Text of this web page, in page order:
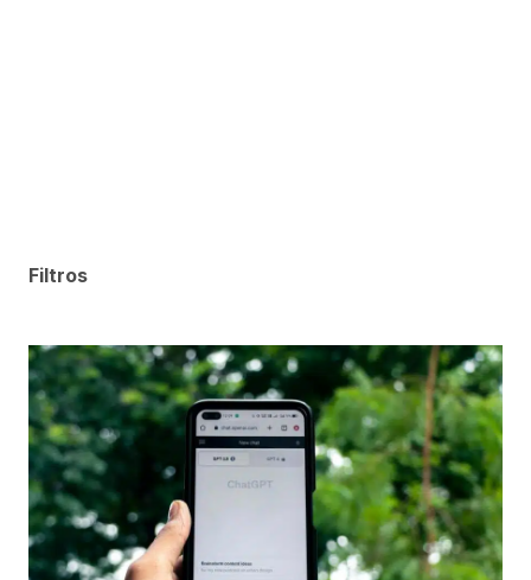
Filtros